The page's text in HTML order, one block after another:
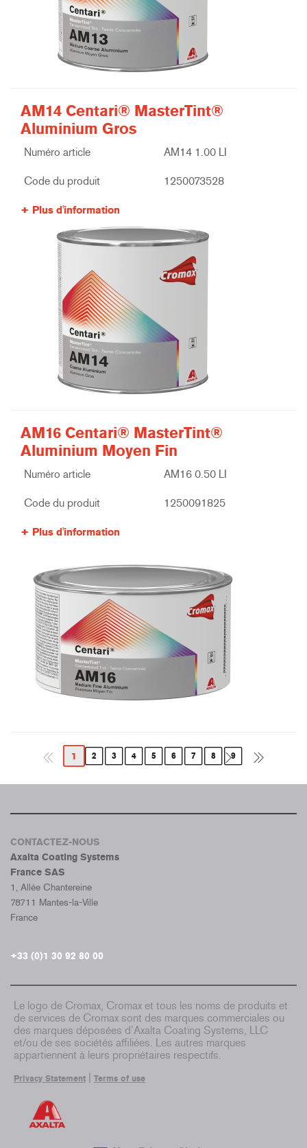
AM14 Centari® MasterTint®
Aluminium Gros
Numéro article AM14 1.00 LI
Code du produit 1250073528
Plus d'information
AM16 Centari® MasterTint®
Aluminium Moyen Fin
Numéro article AM16 0.50 LI
Code du produit 1250091825
Plus d'information
1 2 3 4 5 6 7 8 9
CONTACTEZ-NOUS
Axalta Coating Systems
France SAS
1, Allée Chantereine
78711 Mantes-la-Ville
France
+33 (0)1 30 92 80 00
Le logo de Cromax, Cromax et tous les noms de produits et
de services de Cromax sont des marques commerciales ou
des marques déposées d’Axalta Coating Systems, LLC
et/ou de ses sociétés affiliées. Les autres marques
appartiennent à leurs propriétaires respectifs.
Privacy Statement Terms of use